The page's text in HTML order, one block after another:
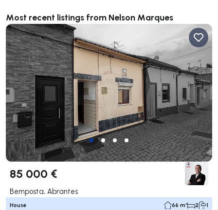
Most recent listings from Nelson Marques
85 000 €
Bemposta, Abrantes
House 66 m² 2 1